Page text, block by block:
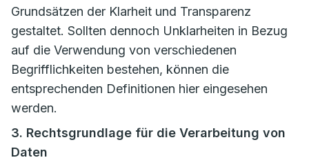
Grundsätzen der Klarheit und Transparenz
gestaltet. Sollten dennoch Unklarheiten in Bezug
auf die Verwendung von verschiedenen
Begrifflichkeiten bestehen, können die
entsprechenden Definitionen hier eingesehen
werden.
3. Rechtsgrundlage für die Verarbeitung von
Daten